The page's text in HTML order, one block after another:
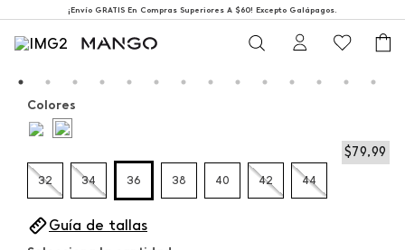
¡Envío GRATIS En Compras Superiores A $60! Excepto Galápagos.
$79,99
Colores
32 34 36 38 40 42 44
Guía de tallas